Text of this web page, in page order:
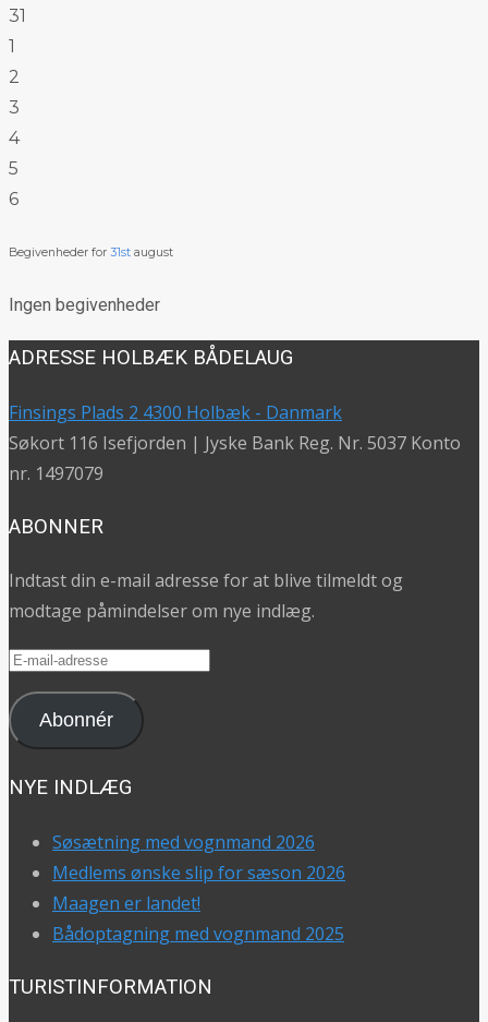
31
1
2
3
4
5
6
Begivenheder for 31st august
Ingen begivenheder
ADRESSE HOLBÆK BÅDELAUG
Finsings Plads 2 4300 Holbæk - Danmark
Søkort 116 Isefjorden | Jyske Bank Reg. Nr. 5037 Konto
nr. 1497079
ABONNER
Indtast din e-mail adresse for at blive tilmeldt og
modtage påmindelser om nye indlæg.
E-
mail-
adresseAbonnér
NYE INDLÆG
Søsætning med vognmand 2026
Medlems ønske slip for sæson 2026
Maagen er landet!
Bådoptagning med vognmand 2025
TURISTINFORMATION